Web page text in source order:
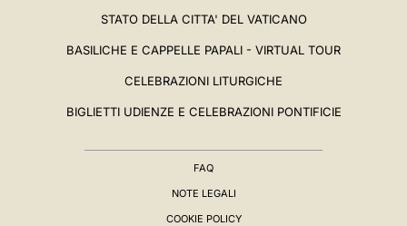
STATO DELLA CITTA' DEL VATICANO
BASILICHE E CAPPELLE PAPALI - VIRTUAL TOUR
CELEBRAZIONI LITURGICHE
BIGLIETTI UDIENZE E CELEBRAZIONI PONTIFICIE
FAQ
NOTE LEGALI
COOKIE POLICY